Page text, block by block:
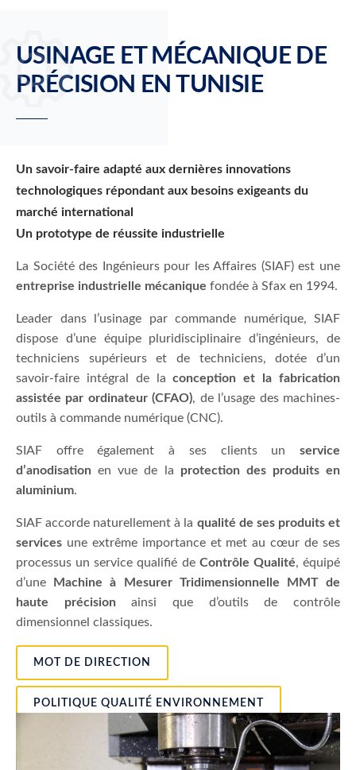
2015
2015
USINAGE ET MÉCANIQUE DE
PRÉCISION EN TUNISIE
Un savoir-faire adapté aux dernières innovations
technologiques répondant aux besoins exigeants du
marché international
Un prototype de réussite industrielle
La Société des Ingénieurs pour les Affaires (SIAF) est une
entreprise industrielle mécanique fondée à Sfax en 1994.
Leader dans l’usinage par commande numérique, SIAF
dispose d’une équipe pluridisciplinaire d’ingénieurs, de
techniciens supérieurs et de techniciens, dotée d’un
savoir-faire intégral de laconception et la fabrication
assistée par ordinateur (CFAO), de l’usage des machines-
outils à commande numérique (CNC).
SIAF offre également à ses clients un service
d’anodisation en vue de la protection des produits en
aluminium.
SIAF accorde naturellement à la qualité de ses produits et
services une extrême importance et met au cœur de ses
processus un service qualifié de Contrôle Qualité, équipé
d’une
Machine à Mesurer Tridimensionnelle MMT de
haute précision ainsi que d’outils de contrôle
dimensionnel classiques.
MOT DE DIRECTION
POLITIQUE QUALITÉ ENVIRONNEMENT